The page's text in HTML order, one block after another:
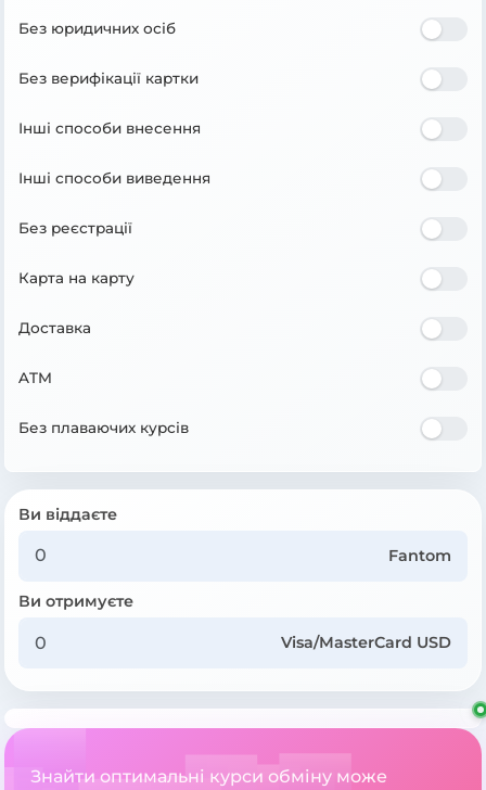
Без юридичних осіб
Без верифікації картки
Інші способи внесення
Інші способи виведення
Без реєстрації
Карта на карту
Доставка
ATM
Без плаваючих курсів
Ви віддаєте
Fantom
Ви отримуєте
Visa/MasterCard USD
Знайти оптимальні курси обміну може